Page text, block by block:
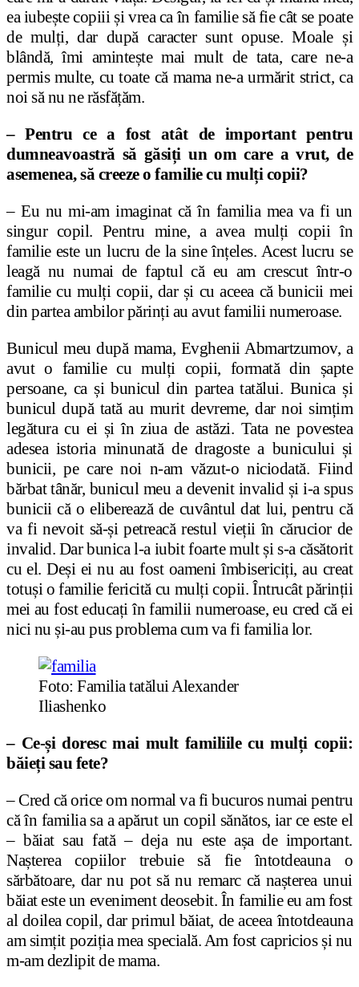
ea iubește copiii și vrea ca în familie să fie cât se poate
de mulți, dar după caracter sunt opuse. Moale și
blândă, îmi amintește mai mult de tata, care ne-a
permis multe, cu toate că mama ne-a urmărit strict, ca
noi să nu ne răsfățăm.
– Pentru ce a fost atât de important pentru
dumneavoastră să găsiți un om care a vrut, de
asemenea, să creeze o familie cu mulți copii?
– Eu nu mi-am imaginat că în familia mea va fi un
singur copil. Pentru mine, a avea mulți copii în
familie este un lucru de la sine înțeles. Acest lucru se
leagă nu numai de faptul că eu am crescut într-o
familie cu mulți copii, dar și cu aceea că bunicii mei
din partea ambilor părinți au avut familii numeroase.
Bunicul meu după mama, Evghenii Abmartzumov, a
avut o familie cu mulți copii, formată din șapte
persoane, ca și bunicul din partea tatălui. Bunica și
bunicul după tată au murit devreme, dar noi simțim
legătura cu ei și în ziua de astăzi. Tata ne povestea
adesea istoria minunată de dragoste a bunicului și
bunicii, pe care noi n-am văzut-o niciodată. Fiind
bărbat tânăr, bunicul meu a devenit invalid și i-a spus
bunicii că o eliberează de cuvântul dat lui, pentru că
va fi nevoit să-și petreacă restul vieții în cărucior de
invalid. Dar bunica l-a iubit foarte mult și s-a căsătorit
cu el. Deși ei nu au fost oameni îmbisericiți, au creat
totuși o familie fericită cu mulți copii. Întrucât părinții
mei au fost educați în familii numeroase, eu cred că ei
nici nu și-au pus problema cum va fi familia lor.
Foto: Familia tatălui Alexander
Iliashenko
– Ce-și doresc mai mult familiile cu mulți copii:
băieți sau fete?
– Cred că orice om normal va fi bucuros numai pentru
că în familia sa a apărut un copil sănătos, iar ce este el
– băiat sau fată – deja nu este așa de important.
Nașterea copiilor trebuie să fie întotdeauna o
sărbătoare, dar nu pot să nu remarc că nașterea unui
băiat este un eveniment deosebit. În familie eu am fost
al doilea copil, dar primul băiat, de aceea întotdeauna
am simțit poziția mea specială. Am fost capricios și nu
m-am dezlipit de mama.